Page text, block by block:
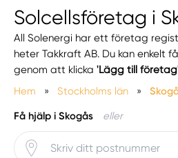
Solcellsföretag i
All Solenergi har ett företag
heter Takkraft AB. Du kan enkelt
genom att klicka'Lägg till
Hem
» Stockholms län »
Få hjälp i Skogås eller